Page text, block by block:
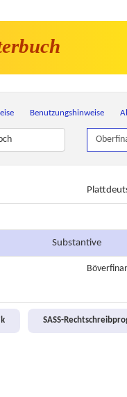
Benutzungshinweise
Substantive
SASS-